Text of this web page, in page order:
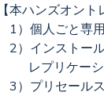
【本ハンズオン
1）個人ごと専
2）インストー
レプリケーショ
3）プリセール